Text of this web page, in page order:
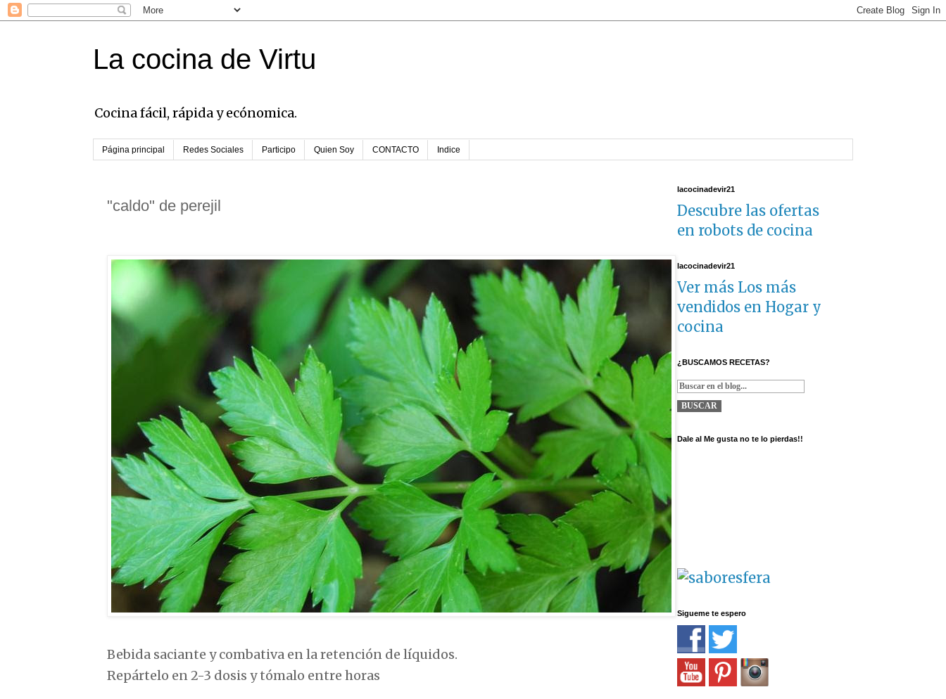
La cocina de Virtu
Cocina fácil, rápida y ecónomica.
Página principal Redes Sociales Participo Quien Soy CONTACTO Indice
"caldo" de perejil
Bebida saciante y combativa en la retención de líquidos.
Repártelo en 2-3 dosis y tómalo entre horas
lacocinadevir21
Descubre las ofertas
en robots de cocina
lacocinadevir21
Ver más Los más
vendidos en Hogar y
cocina
¿BUSCAMOS RECETAS?
Dale al Me gusta no te lo pierdas!!
Sigueme te espero